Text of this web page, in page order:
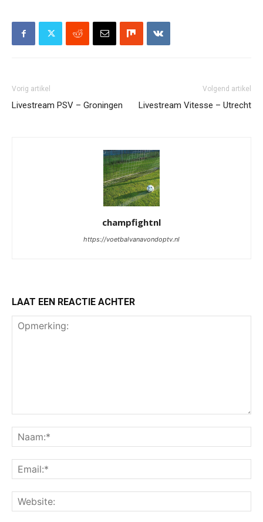
Vorig artikel
Livestream PSV – Groningen
Volgend artikel
Livestream Vitesse – Utrecht
champfightnl
https://voetbalvanavondoptv.nl
LAAT EEN REACTIE ACHTER